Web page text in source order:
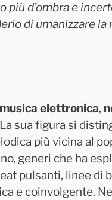
d’ombra e
di umanizzare
elettronica,
La sua figura si
più vicina al
generi che ha
pulsanti, linee di
e coinvolgente.